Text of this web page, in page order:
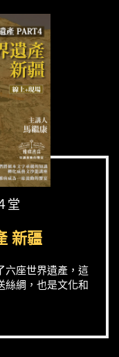
堂
新疆
六座世界遺產，這
絲綢，也是文化和